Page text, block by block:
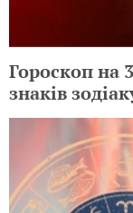
Гороскоп на
знаків